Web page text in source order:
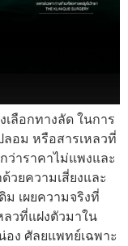
ลือกทางลัด ในการ
อม หรือสารเหลวที่
ว่าราคาไม่แพงและ
วยความเสี่ยงและ
เผยความจริงที่
ลวที่แฝงตัวมาใน
ง ศัลยแพทย์เฉพาะ